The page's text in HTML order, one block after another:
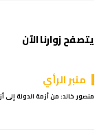
يتصفح زوارنا الآن
منبر الرأي
منصور خالد: من أزمة الدولة إلى